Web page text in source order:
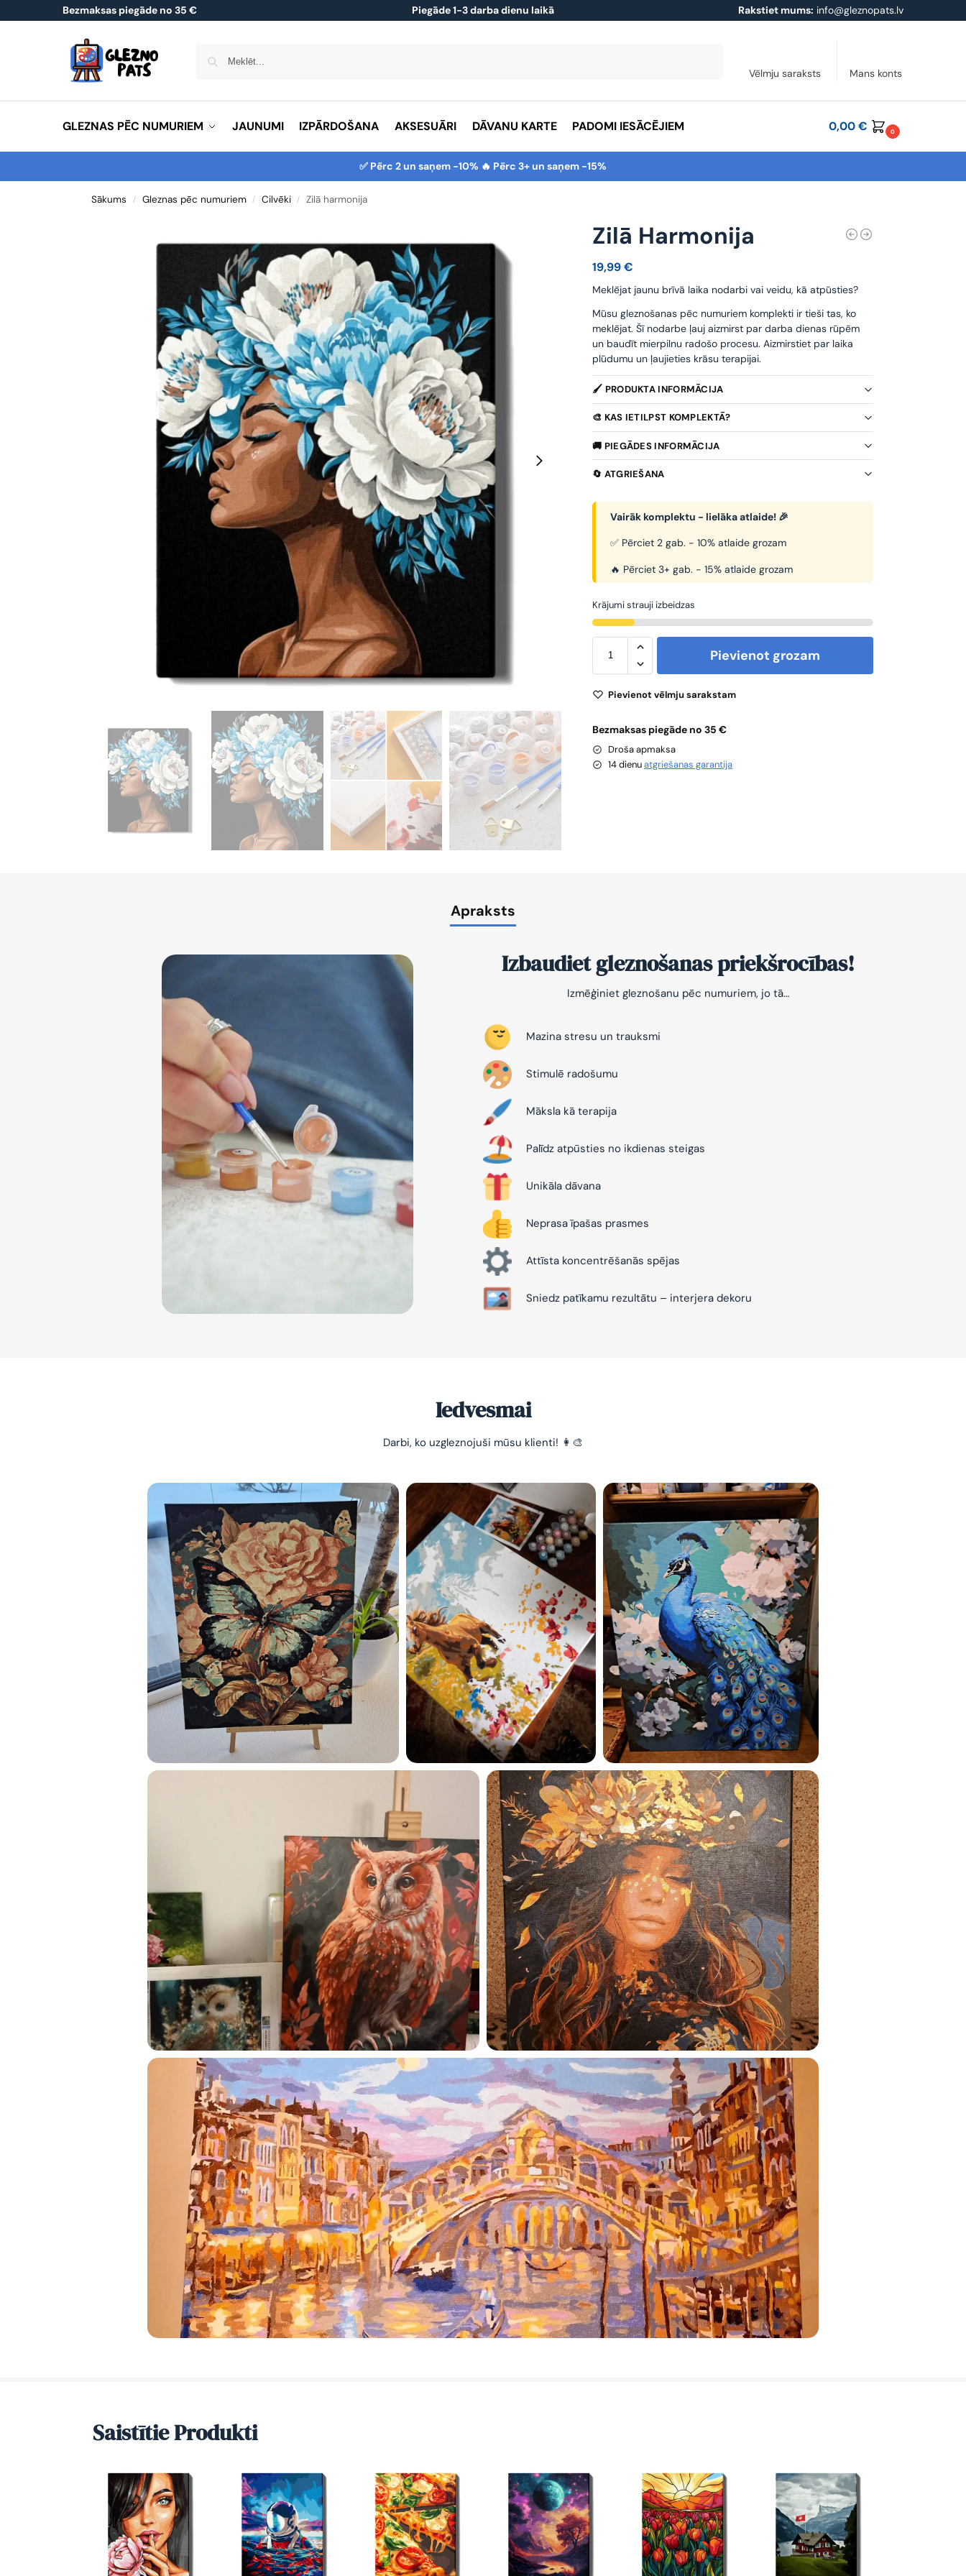
Bezmaksas piegāde no 35 € Piegāde 1-3 darba dienu laikā Rakstiet mums: info@gleznopats.lv
Vēlmju saraksts Mans konts
GLEZNAS PĒC NUMURIEM JAUNUMI IZPĀRDOŠANA AKSESUĀRI DĀVANU KARTE PADOMI IESĀCĒJIEM 0,00€ 0
✅ Pērc 2 un saņem -10% 🔥 Pērc 3+ un saņem -15%
Sākums / Gleznas pēc numuriem / Cilvēki / Zilā harmonija
Zilā Harmonija
19,99€
Meklējat jaunu brīvā laika nodarbi vai veidu, kā atpūsties?
Mūsu gleznošanas pēc numuriem komplekti ir tieši tas, ko
meklējat. Šī nodarbe ļauj aizmirst par darba dienas rūpēm
un baudīt mierpilnu radošo procesu. Aizmirstiet par laika
plūdumu un ļaujieties krāsu terapijai.
🖌️ PRODUKTA INFORMĀCIJA
🎨 KAS IETILPST KOMPLEKTĀ?
🚚 PIEGĀDES INFORMĀCIJA
🔄 ATGRIEŠANA
Vairāk komplektu - lielāka atlaide! 🎉
✅ Pērciet 2 gab. - 10% atlaide grozam
🔥 Pērciet 3+ gab. - 15% atlaide grozam
Krājumi strauji izbeidzas
Pievienot grozam
Pievienot vēlmju sarakstam
Bezmaksas piegāde no 35 €
Droša apmaksa
14 dienuatgriešanas garantija
Apraksts
Izbaudiet gleznošanas priekšrocības!
Izmēģiniet gleznošanu pēc numuriem, jo tā…
Mazina stresu un trauksmi
Stimulē radošumu
Māksla kā terapija
Palīdz atpūsties no ikdienas steigas
Unikāla dāvana
Neprasa īpašas prasmes
Attīsta koncentrēšanās spējas
Sniedz patīkamu rezultātu – interjera dekoru
Iedvesmai
Darbi, ko uzgleznojuši mūsu klienti! 👩‍🎨
Saistītie Produkti
-10% pirmajam
Vienkāršs veids, kā atslābināties un
nomierināt trauksmainās domas 😌
Esmu iepazinies ar GleznoPats.lv
privātuma politiku un piekrītu tai
GleznoPats.lvPrivātuma politika
SAŅEMT -10%